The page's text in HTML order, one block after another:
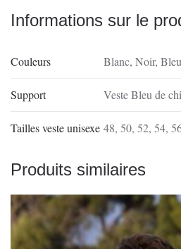
Informations sur le
Couleurs Blanc, Noir, Bleu
Support Veste Bleu de
Tailles veste unisexe 48, 50, 52, 54,
Produits similaires